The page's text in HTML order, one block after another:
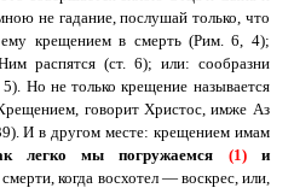
не гадание, послушай только, что
ему крещением в смерть (Рим. 6, 4);
распятся (ст. 6); или: сообразни
Но не только крещение называется
говорит Христос, имже Аз
И в другом месте: крещением имам
легко мы погружаемся (1)и
когда восхотел — воскрес, или,